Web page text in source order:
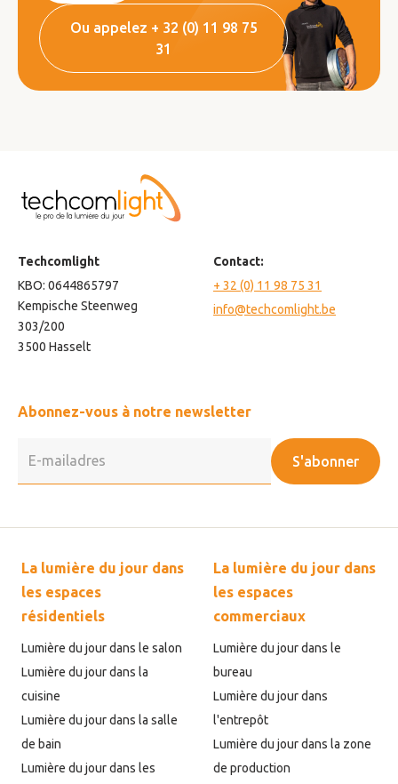
Ou appelez + 32 (0) 11 98 75
31
Techcomlight
KBO: 0644865797
Kempische Steenweg
303/200
3500 Hasselt
Contact:
+ 32 (0) 11 98 75 31
info@techcomlight.be
Abonnez-vous à notre newsletter
S'abonner
La lumière du jour dans
les espaces
résidentiels
Lumière du jour dans le salon
Lumière du jour dans la
cuisine
Lumière du jour dans la salle
de bain
Lumière du jour dans les
La lumière du jour dans
les espaces
commerciaux
Lumière du jour dans le
bureau
Lumière du jour dans
l'entrepôt
Lumière du jour dans la zone
de production